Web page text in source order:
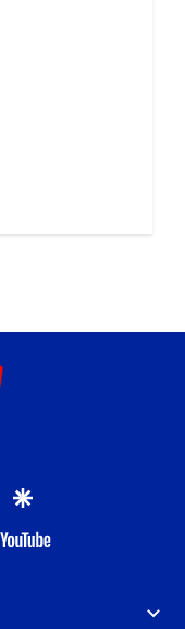
whatsapp
google
youtube-